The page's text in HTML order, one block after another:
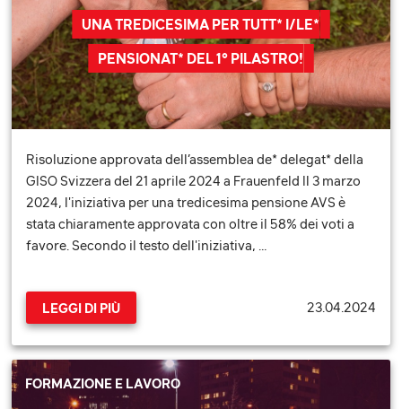
UNA TREDICESIMA PER TUTT* I/LE*
PENSIONAT* DEL 1° PILASTRO!
Risoluzione approvata dell’assemblea de* delegat* della
GISO Svizzera del 21 aprile 2024 a Frauenfeld Il 3 marzo
2024, l'iniziativa per una tredicesima pensione AVS è
stata chiaramente approvata con oltre il 58% dei voti a
favore. Secondo il testo dell'iniziativa, …
LEGGI DI PIÙ 23.04.2024
FORMAZIONE E LAVORO